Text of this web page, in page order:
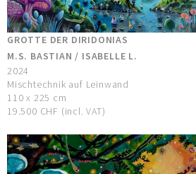
GROTTE DER DIRIDONIAS
M.S. BASTIAN / ISABELLE L.
2024
Mischtechnik auf Leinwand
110 x 225 cm
19.500 CHF (incl. VAT)